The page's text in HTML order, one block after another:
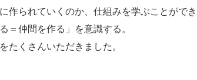
作られていくのか、仕組みを学ぶことができ
＝仲間を作る」を意識する。
たくさんいただきました。